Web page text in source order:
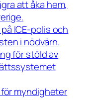
att åka hem,
ICE-polis och
i nödvärn.
för stöld av
myndigheter